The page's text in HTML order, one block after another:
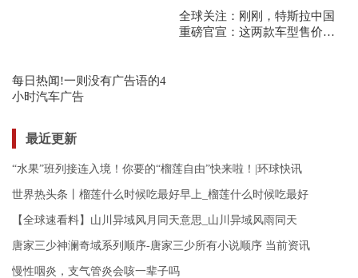
全球关注：刚刚，特斯拉中国
重磅官宣：这两款车型售价上
每日热闻!一则没有广告语的4
小时汽车广告
最近更新
“水果”班列接连入境！你要的“榴莲自由”快来啦！|环球快讯
世界热头条丨榴莲什么时候吃最好早上_榴莲什么时候吃最好
【全球速看料】山川异域风月同天意思_山川异域风雨同天
唐家三少神澜奇域系列顺序-唐家三少所有小说顺序 当前资讯
慢性咽炎，支气管炎会咳一辈子吗